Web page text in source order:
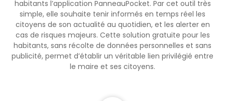
habitants l’application PanneauPocket. Par cet outil très
simple, elle souhaite tenir informés en temps réel les
citoyens de son actualité au quotidien, et les alerter en
cas de risques majeurs. Cette solution gratuite pour les
habitants, sans récolte de données personnelles et sans
publicité, permet d’établir un véritable lien privilégié entre
le maire et ses citoyens.